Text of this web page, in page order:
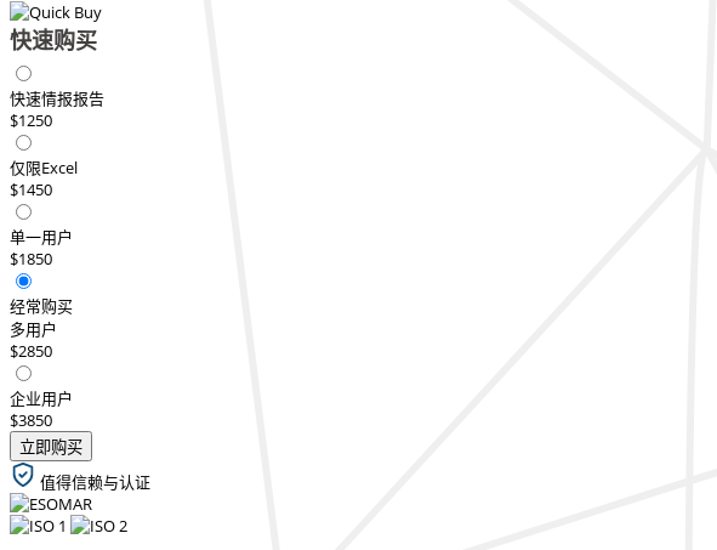
快速购买
快速情报报告
$1250
仅限Excel
$1450
单一用户
$1850
经常购买
多用户
$2850
企业用户
$3850
立即购买
值得信赖与认证